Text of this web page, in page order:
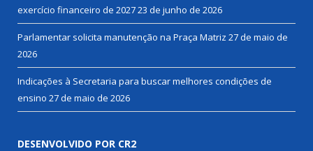
exercício financeiro de 202723 de junho de 2026
Parlamentar solicita manutenção na Praça Matriz 27 de maio de
2026
Indicações à Secretaria para buscar melhores condições de
ensino 27 de maio de 2026
DESENVOLVIDO POR CR2